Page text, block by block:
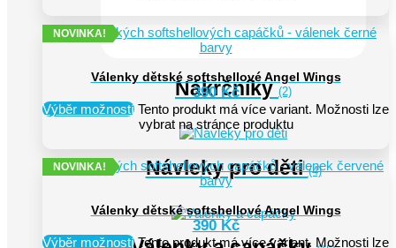
Nákrčníky(2)
Návleky pro děti(4)
NOVINKA!
Válenky dětské softshellové Angel Wings
390Kč
Výběr možností Tento produkt má více variant. Možnosti lze
vybrat na stránce produktu
NOVINKA!
Válenky dětské softshellové Angel Wings
390Kč
Výběr možností Tento produkt má více variant. Možnosti lze